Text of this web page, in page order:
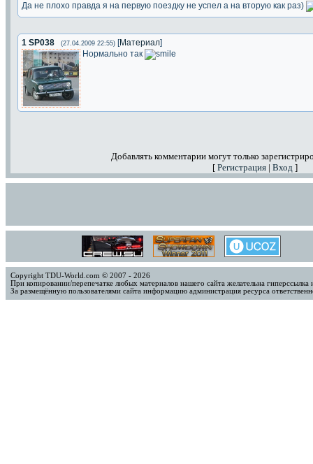
Да не плохо правда я на первую поездку не успел а на вторую как раз)
1 SP038 (27.04.2009 22:55) [Материал]
Нормально так
Добавлять комментарии могут только
[ Регистрация | Вход ]
Copyright TDU-World.com © 2007 - 2026
При копировании/перепечатке любых материалов нашего сайта желательна
За размещённую пользователями сайта информацию администрация ресурса